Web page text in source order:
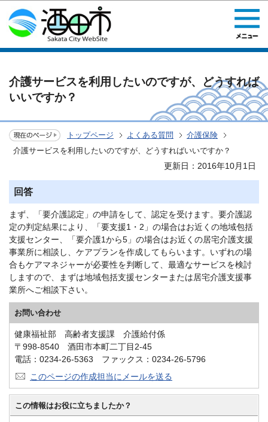
このページの本文へ移動
介護サービスを利用したいのですが、どうすれば
いいですか？
トップページ よくある質問
介護保険
介護サービスを利用したいのですが、どうすればいいですか？
更新日：2016年10月1日
回答
まず、「要介護認定」の申請をして、認定を受けます。要介護認
定の判定結果により、「要支援1・2」の場合はお近くの地域包括
支援センター、「要介護1から5」の場合はお近くの居宅介護支援
事業所に相談し、ケアプランを作成してもらいます。いずれの場
合もケアマネジャーが必要性を判断して、最適なサービスを検討
しますので、まずは地域包括支援センターまたは居宅介護支援事
業所へご相談下さい。
お問い合わせ
健康福祉部 高齢者支援課 介護給付係
〒998-8540 酒田市本町二丁目2-45
電話：0234-26-5363 ファックス：0234-26-5796
このページの作成担当にメールを送る
この情報はお役に立ちましたか？